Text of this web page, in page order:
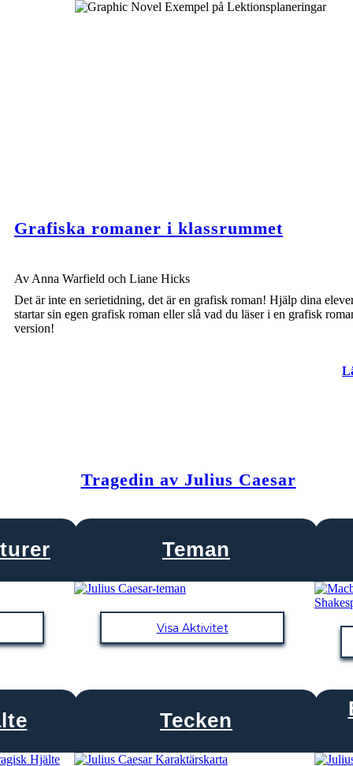
Grafiska romaner i klassrummet
Av Anna Warfield och Liane Hicks
Det är inte en serietidning, det är en grafisk roman! Hjälp dina
startar sin egen grafisk roman eller slå vad du läser i en grafisk
version!
Tragedin av Julius Caesar
Teman
Visa Aktivitet
Tecken